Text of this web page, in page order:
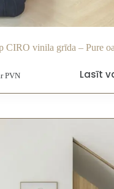
CIRO vinila grīda – Pure
PVN Lasīt